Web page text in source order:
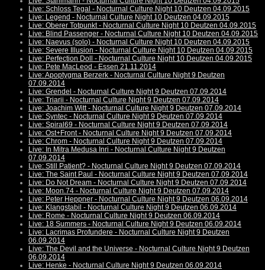
Live: Schloss Tegal - Nocturnal Culture Night 10 Deutzen 04.09.2015
Live: Legend - Nocturnal Culture Night 10 Deutzen 04.09.2015
Live: Oberer Totpunkt - Nocturnal Culture Night 10 Deutzen 04.09.2015
Live: Blind Passenger - Nocturnal Culture Night 10 Deutzen 04.09.2015
Live: Naevus (solo) - Nocturnal Culture Night 10 Deutzen 04.09.2015
Live: Severe Illusion - Nocturnal Culture Night 10 Deutzen 04.09.2015
Live: Perfection Doll - Nocturnal Culture Night 10 Deutzen 04.09.2015
Live: Pete MacLeod - Essen 21.11.2014
Live: Apoptygma Berzerk - Nocturnal Culture Night 9 Deutzen
07.09.2014
Live: Grendel - Nocturnal Culture Night 9 Deutzen 07.09.2014
Live: Triarii - Nocturnal Culture Night 9 Deutzen 07.09.2014
Live: Joachim Witt - Nocturnal Culture Night 9 Deutzen 07.09.2014
Live: Syntec - Nocturnal Culture Night 9 Deutzen 07.09.2014
Live: Spiral69 - Nocturnal Culture Night 9 Deutzen 07.09.2014
Live: Ost+Front - Nocturnal Culture Night 9 Deutzen 07.09.2014
Live: Chrom - Nocturnal Culture Night 9 Deutzen 07.09.2014
Live: In Mitra Medusa Inri - Nocturnal Culture Night 9 Deutzen
07.09.2014
Live: Still Patient? - Nocturnal Culture Night 9 Deutzen 07.09.2014
Live: The Saint Paul - Nocturnal Culture Night 9 Deutzen 07.09.2014
Live: Do Not Dream - Nocturnal Culture Night 9 Deutzen 07.09.2014
Live: Moon.74 - Nocturnal Culture Night 9 Deutzen 07.09.2014
Live: Peter Heppner - Nocturnal Culture Night 9 Deutzen 06.09.2014
Live: Klangstabil - Nocturnal Culture Night 9 Deutzen 06.09.2014
Live: Rome - Nocturnal Culture Night 9 Deutzen 06.09.2014
Live: 18 Summers - Nocturnal Culture Night 9 Deutzen 06.09.2014
Live: Lacrimas Profundere - Nocturnal Culture Night 9 Deutzen
06.09.2014
Live: The Devil and the Universe - Nocturnal Culture Night 9 Deutzen
06.09.2014
Live: Henke - Nocturnal Culture Night 9 Deutzen 06.09.2014